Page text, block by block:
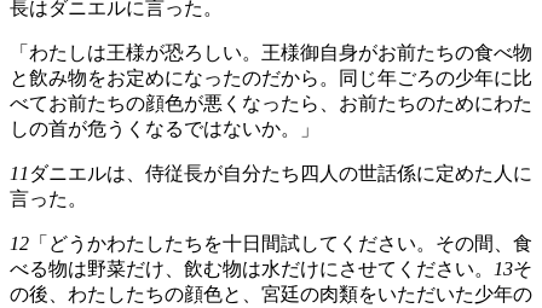
長はダニエルに言った。
「わたしは王様が恐ろしい。王様御自身がお前たちの食べ物
と飲み物をお定めになったのだから。同じ年ごろの少年に比
べてお前たちの顔色が悪くなったら、お前たちのためにわた
しの首が危うくなるではないか。」
11 ダニエルは、侍従長が自分たち四人の世話係に定めた人に
言った。
12 「どうかわたしたちを十日間試してください。その間、食
べる物は野菜だけ、飲む物は水だけにさせてください。
13そ
の後、わたしたちの顔色と、宮廷の肉類をいただいた少年の